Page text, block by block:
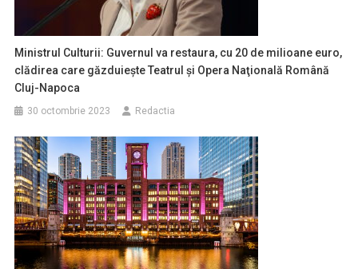
Ministrul Culturii: Guvernul va restaura, cu 20 de milioane euro,
clădirea care găzduieşte Teatrul şi Opera Naţională Română
Cluj-Napoca
30 octombrie 2023 Redactia